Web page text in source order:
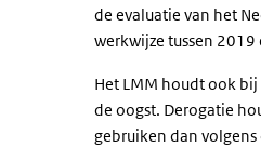
de evaluatie van het
werkwijze tussen 2019
Het LMM houdt ook
de oogst. Derogatie
gebruiken dan